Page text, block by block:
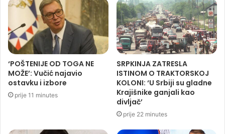
‘POŠTENIJE OD TOGA NE
MOŽE’: Vučić najavio
ostavku i izbore
prije 11 minutes
SRPKINJA ZATRESLA
ISTINOM O TRAKTORSKOJ
KOLONI: ‘U Srbiji su gladne
Krajišnike ganjali kao
divljač’
prije 22 minutes